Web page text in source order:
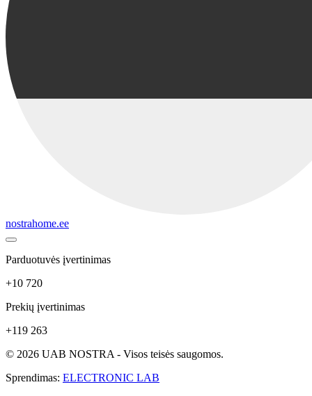
nostrahome.ee
Parduotuvės įvertinimas
+10 720
Prekių įvertinimas
+119 263
© 2026 UAB NOSTRA - Visos teisės saugomos.
Sprendimas: ELECTRONIC LAB